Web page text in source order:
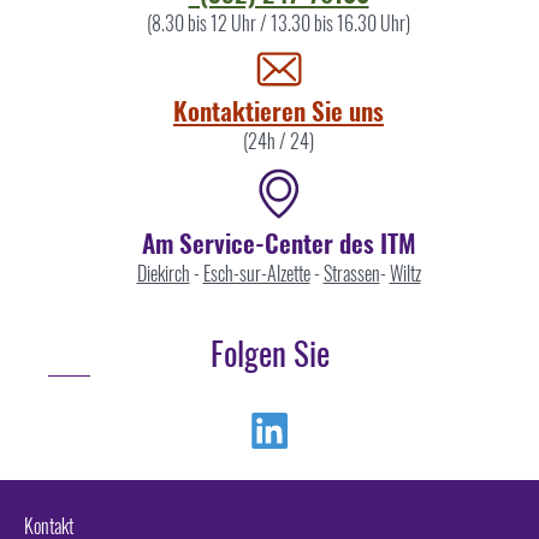
(8.30 bis 12 Uhr / 13.30 bis 16.30 Uhr)
Kontaktieren Sie uns
(24h / 24)
Am Service-Center des ITM
Diekirch- Esch-sur-Alzette-Strassen-Wiltz
Folgen Sie
Kontakt